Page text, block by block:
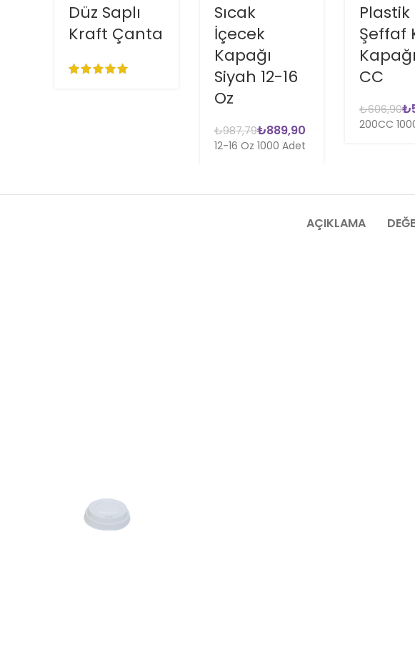
Düz Saplı
Kraft Çanta
Sıcak
İçecek
Kapağı
Siyah 12-16
Oz
₺987,79₺889,90
12-16 Oz 1000 Adet
Plastik
Şeffaf
CC
₺606,90₺
200CC
AÇIKLAMA